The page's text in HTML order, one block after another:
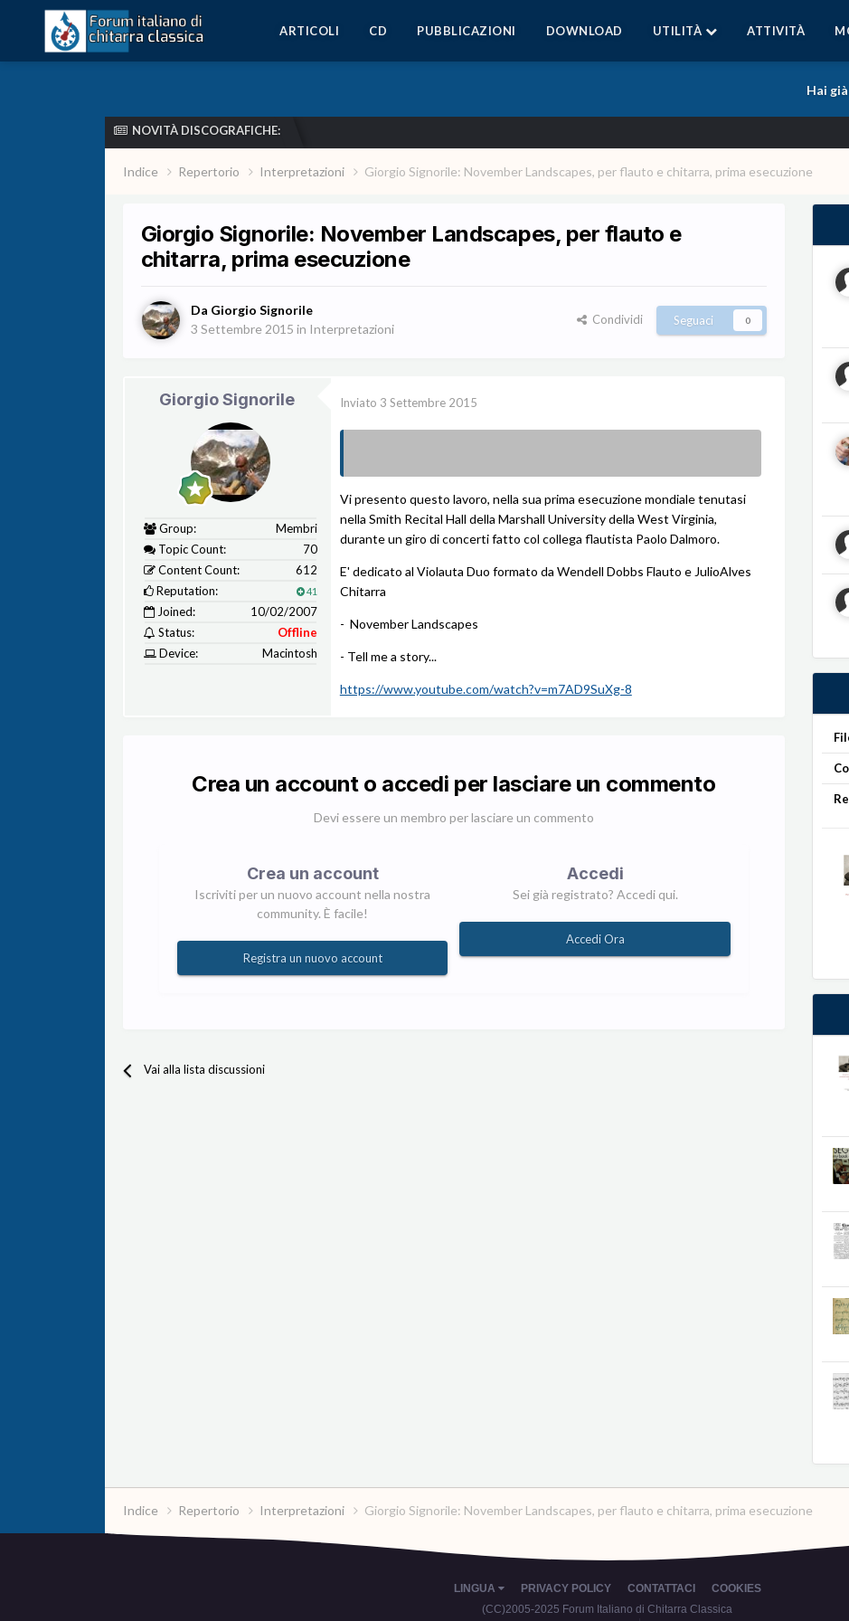
ARTICOLI CD PUBBLICAZIONI DOWNLOAD UTILITÀ ATTIVITÀ
Hai
NOVITÀ DISCOGRAFICHE:
Indice Repertorio Interpretazioni Giorgio Signorile: November Landscapes, per flauto e chitarra, prima esecuzione
Giorgio Signorile: November Landscapes, per flauto e
chitarra, prima esecuzione
Da Giorgio Signorile
3 Settembre 2015 in Interpretazioni
Condividi Seguaci 0
Giorgio Signorile
Group:
Membri
Topic Count:
70
Content Count:
612
Reputation:
41
Joined:
10/02/2007
Status:
Offline
Device:
Macintosh
Inviato 3 Settembre 2015
Vi presento questo lavoro, nella sua prima esecuzione mondiale tenutasi
nella Smith Recital Hall della Marshall University della West Virginia,
durante un giro di concerti fatto col collega flautista Paolo Dalmoro.
E' dedicato al Violauta Duo formato da Wendell Dobbs Flauto e JulioAlves
Chitarra
- November Landscapes
- Tell me a story...
https://www.youtube.com/watch?v=m7AD9SuXg-8
Crea un account o accedi per lasciare un commento
Devi essere un membro per lasciare un commento
Crea un account
Iscriviti per un nuovo account nella nostra
community. È facile!
Registra un nuovo account
Accedi
Sei già registrato? Accedi qui.
Accedi Ora
Vai alla lista discussioni
Indice Repertorio Interpretazioni Giorgio Signorile: November Landscapes, per flauto e chitarra, prima esecuzione
LINGUA PRIVACY POLICY CONTATTACI
COOKIES
(CC)2005-2025 Forum Italiano di Chitarra Classica